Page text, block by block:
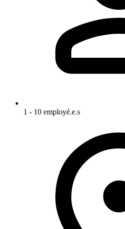
1 - 10 employé.e.s